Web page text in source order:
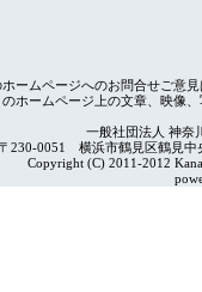
ホームページへのお問合せご意
のホームページ上の文章、映像
一般社団法人 神奈
230-0051 横浜市鶴見区鶴見
Copyright (C) 2011-2012